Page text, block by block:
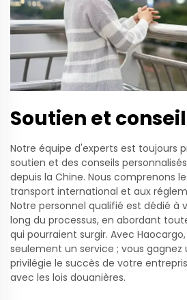
Soutien et
Notre équipe d'experts est toujours
soutien et des conseils
depuis la Chine. Nous comprenons
transport international et aux
Notre personnel qualifié est dédié à
long du processus, en abordant
qui pourraient surgir. Avec
seulement un service ; vous gagnez
privilégie le succès de votre
avec les lois douanières.